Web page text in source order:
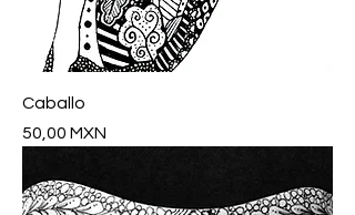
Caballo
Precio
50,00 MXN